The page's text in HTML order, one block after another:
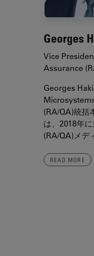
Georges
Vice
Assurance
Georges
(RA/QA)統括
は、2018年
(RA/QA)メデ
READ MORE